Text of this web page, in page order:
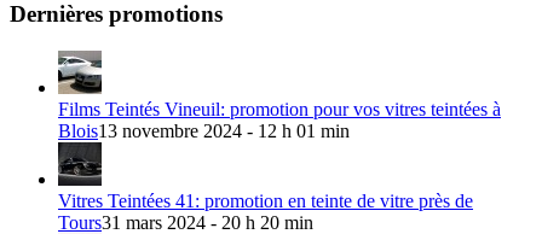
Dernières promotions
Films Teintés Vineuil: promotion pour vos vitres teintées à
Blois13 novembre 2024 - 12 h 01 min
Vitres Teintées 41: promotion en teinte de vitre près de
Tours31 mars 2024 - 20 h 20 min